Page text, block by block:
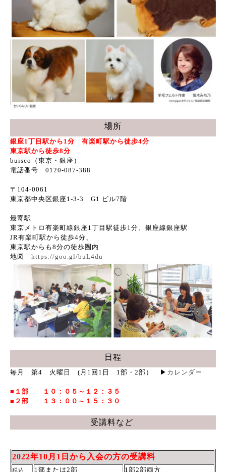
場所
銀座1丁目駅から1分 有楽町駅から徒歩4分
東京駅から徒歩8分
buisco（東京・銀座）
電話番号 0120-087-388
〒104-0061
東京都中央区銀座1-3-3 G1 ビル7階
最寄駅
東京メトロ有楽町線銀座1丁目駅徒歩1分、銀座線銀座駅
JR有楽町駅から徒歩4分、
東京駅からも8分の徒歩圏内
地図 https://goo.gl/buL4du
日程
毎月 第4 火曜日 (月1回1日 1部・2部） ▶ カレンダー
■１部 １０：０５～１２：３５
■２部 １３：００～１５：３０
受講料など
2022年10月1日から入会の方の受講料
税込 1部または2部 1部2部両方